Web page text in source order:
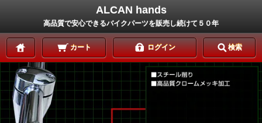
ALCAN hands
高品質で安心できるバイクパーツを販売し続けて５０年
カート ログイン 検索